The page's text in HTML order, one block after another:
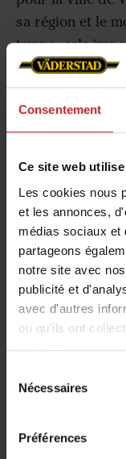
Consentement
Ce site web
Les cookies nous
et les annonces,
médias sociaux et
partageons
notre site avec
publicité et
avec d'autres
ou qu'ils ont
services.
Nécessaires
Préférences
sa région et le
temps, cela
production
nombreux,
également se
incroyablement
dernières
agriculteurs du
d'émergence
sommes
cette lancée, et
renforcer la
avons décidé
extension de
Avec cette
bonne position
mais aussi aux